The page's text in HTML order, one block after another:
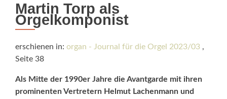
Martin Torp als
Orgelkomponist
erschienen in: organ - Journal für die Orgel 2023/03 ,
Seite 38
Als Mitte der 1990er Jahre die Avantgarde mit ihren
prominenten Vertretern Helmut Lachenmann und